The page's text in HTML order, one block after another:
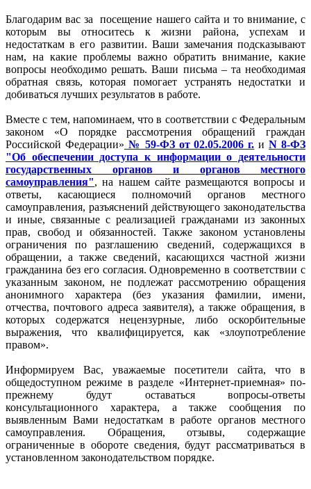
Благодарим вас за посещение нашего сайта и то внимание, с
которым вы относитесь к жизни района, успехам и
недостаткам в его развитии. Ваши замечания подсказывают
нам, на какие проблемы важно обратить внимание, какие
вопросы необходимо решать. Ваши письма – та необходимая
обратная связь, которая помогает устранять недостатки и
добиваться лучших результатов в работе.
Вместе с тем, напоминаем, что в соответствии с Федеральным
законом «О порядке рассмотрения обращений граждан
Российской Федерации» № 59-ФЗ от 02.05.2006 г. иN 8-ФЗ
"Об обеспечении доступа к информации о деятельности
государственных органов и органов местного
самоуправления", на нашем сайте размещаются вопросы и
ответы, касающиеся полномочий органов местного
самоуправления, разъяснений действующего законодательства
и иные, связанные с реализацией гражданами из законных
прав, свобод и обязанностей. Также законом установлены
ограничения по разглашению сведений, содержащихся в
обращении, а также сведений, касающихся частной жизни
гражданина без его согласия. Одновременно в соответствии с
указанным законом, не подлежат рассмотрению обращения
анонимного характера (без указания фамилии, имени,
отчества, почтового адреса заявителя), а также обращения, в
которых содержатся нецензурные, либо оскорбительные
выражения, что квалифицируется, как «злоупотребление
правом».
Информируем Вас, уважаемые посетители сайта, что в
общедоступном режиме в разделе «Интернет-приемная» по-
прежнему будут оставаться вопросы-ответы
консультационного характера, а также сообщения по
выявленным Вами недостаткам в работе органов местного
самоуправления. Обращения, отзывы, содержащие
ограниченные в обороте сведения, будут рассматриваться в
установленном законодательством порядке.